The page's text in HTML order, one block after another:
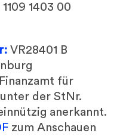
1403 00
VR28401 B
für
der StNr.
anerkannt.
zum Anschauen